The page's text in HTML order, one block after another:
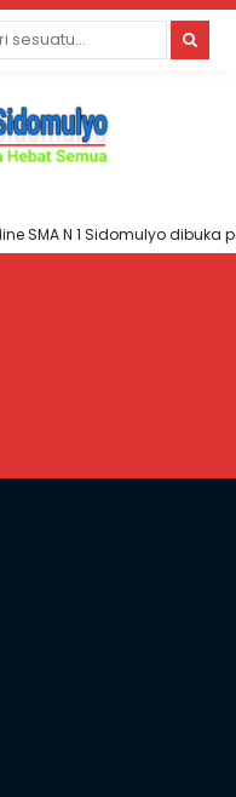
SMA N 1 Sidomulyo